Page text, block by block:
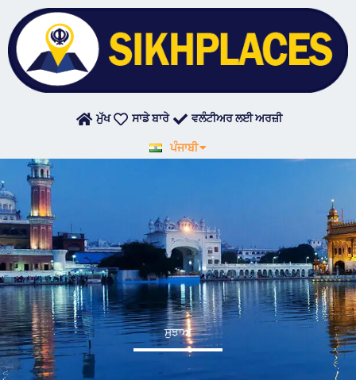
content
ਮੁੱਖ ਸਾਡੇ ਬਾਰੇ ਵਲੰਟੀਅਰ ਲਈ ਅਰਜ਼ੀ
ਪੰਜਾਬੀ
English
हिन्दी
ਸੁਝਾਅ